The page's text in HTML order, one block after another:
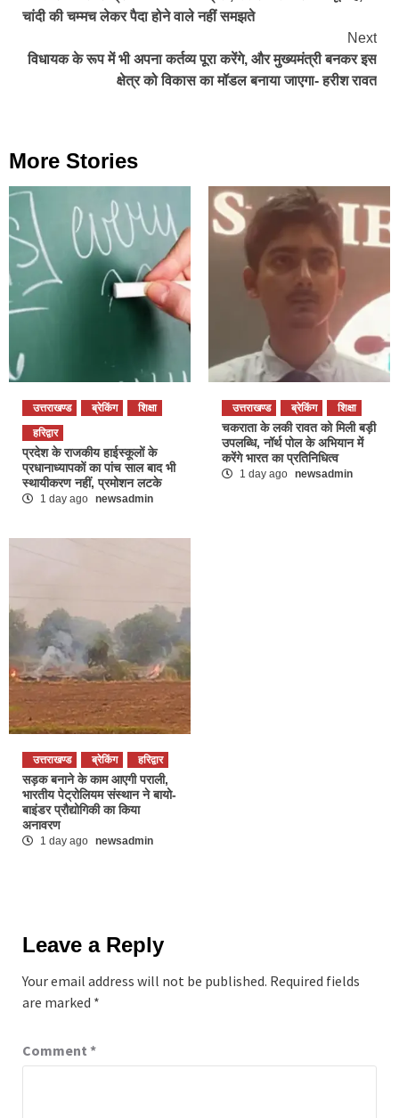
Reading
चांदी की चम्मच लेकर पैदा होने वाले नहीं समझते
Next
विधायक के रूप में भी अपना कर्तव्य पूरा करेंगे, और मुख्यमंत्री बनकर इस
क्षेत्र को विकास का मॉडल बनाया जाएगा- हरीश रावत
More Stories
उत्तराखण्ड ब्रेकिंग
शिक्षा
हरिद्वार
प्रदेश के राजकीय हाईस्कूलों के
प्रधानाध्यापकों का पांच साल बाद भी
स्थायीकरण नहीं, प्रमोशन लटके
1 day ago newsadmin
उत्तराखण्ड ब्रेकिंग शिक्षा
चकराता के लकी रावत को मिली बड़ी
उपलब्धि, नॉर्थ पोल के अभियान में
करेंगे भारत का प्रतिनिधित्व
1 day ago newsadmin
उत्तराखण्ड ब्रेकिंग हरिद्वार
सड़क बनाने के काम आएगी पराली,
भारतीय पेट्रोलियम संस्थान ने बायो-
बाइंडर प्रौद्योगिकी का किया
अनावरण
1 day ago newsadmin
Leave a Reply
Your email address will not be published. Required fields
are marked *
Comment *